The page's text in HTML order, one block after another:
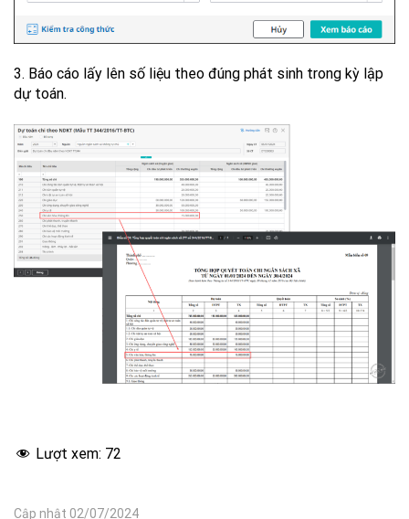
3. Báo cáo lấy lên số liệu theo đúng phát sinh trong kỳ lập
dự toán.
Lượt xem: 72
Cập nhật 02/07/2024